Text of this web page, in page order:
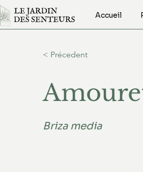
Accueil
< Précedent
Briza media